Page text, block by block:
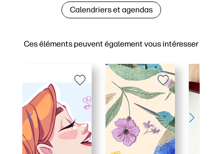
Ces éléments peuvent également vous intéresser
Calendriers et agendas